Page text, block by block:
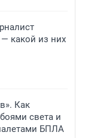
какой из них
Как
света и
БПЛА